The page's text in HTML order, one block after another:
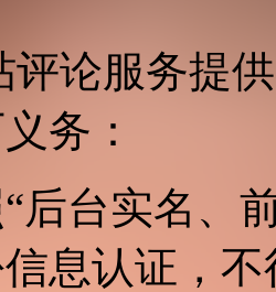
评论服务提
务：
“后台实名、
息认证，